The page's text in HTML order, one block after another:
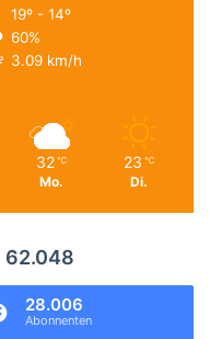
19º - 14º
60%
3.09 km/h
32 ℃
Mo.
23 ℃
Di.
62.048
28.006
Abonnenten